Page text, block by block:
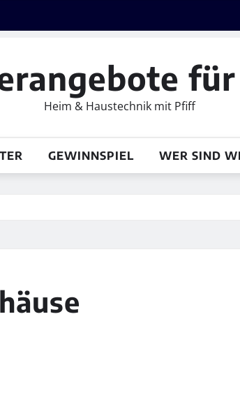
Heim & Haustechnik mit Pfiff
GEWINNSPIEL WER SIND